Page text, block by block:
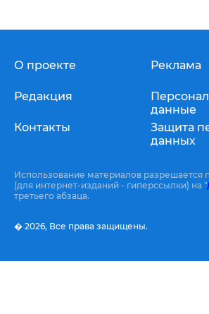
О проекте
Редакция
Контакты
Реклама
данные
Защита
данных
Использование материалов разрешается
(для интернет-изданий - гиперссылки) на "
третьего абзаца.
� 2026, Все права защищены.